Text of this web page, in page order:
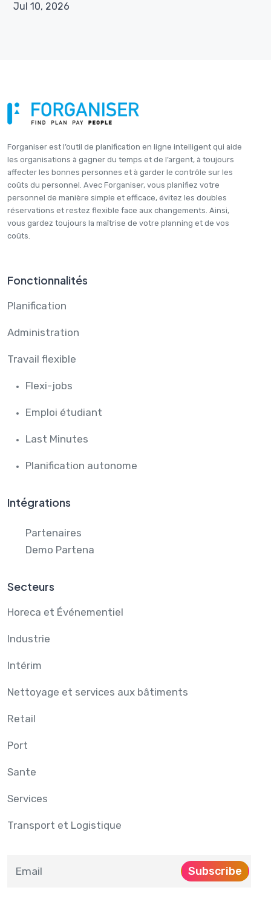
Jul 10, 2026
Forganiser est l’outil de planification en ligne intelligent qui aide
les organisations à gagner du temps et de l’argent, à toujours
affecter les bonnes personnes et à garder le contrôle sur les
coûts du personnel. Avec Forganiser, vous planifiez votre
personnel de manière simple et efficace, évitez les doubles
réservations et restez flexible face aux changements. Ainsi,
vous gardez toujours la maîtrise de votre planning et de vos
coûts.
Fonctionnalités
Planification
Administration
Travail flexible
Flexi-jobs
Emploi étudiant
Last Minutes
Planification autonome
Intégrations
Partenaires
Demo Partena
Secteurs
Horeca et Événementiel
Industrie
Intérim
Nettoyage et services aux bâtiments
Retail
Port
Sante
Services
Transport et Logistique
Subscribe